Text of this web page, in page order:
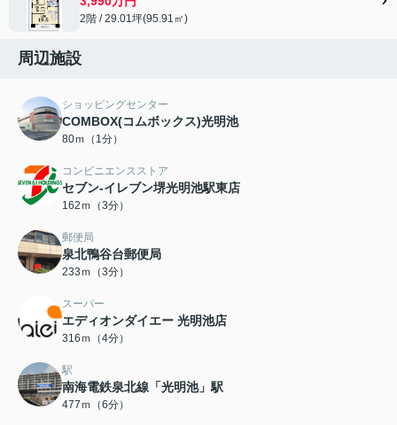
2階 / 29.01坪(95.91㎡)
周辺施設
ショッピングセンター
COMBOX(コムボックス)光明池
80ｍ（1分）
コンビニエンスストア
セブン-イレブン堺光明池駅東店
162ｍ（3分）
郵便局
泉北鴨谷台郵便局
233ｍ（3分）
スーパー
エディオンダイエー 光明池店
316ｍ（4分）
駅
南海電鉄泉北線「光明池」駅
477ｍ（6分）